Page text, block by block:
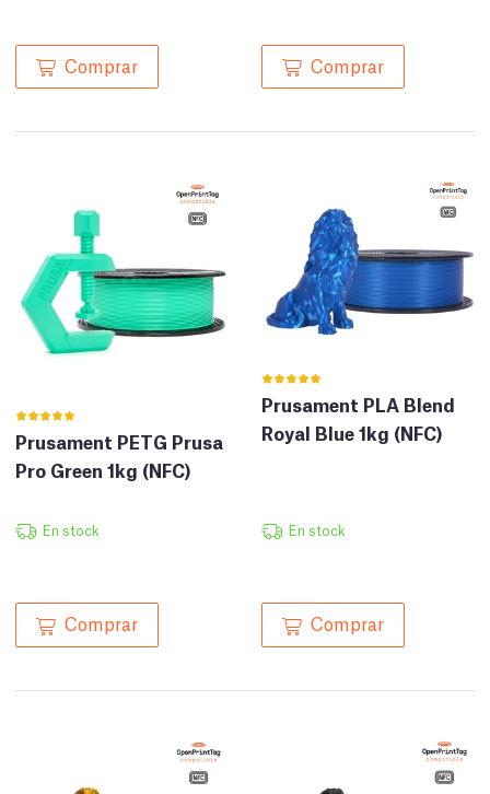
Comprar Comprar
Prusament PETG Prusa
Pro Green 1kg (NFC)
En stock
Comprar
Prusament PLA Blend
Royal Blue 1kg (NFC)
En stock
Comprar